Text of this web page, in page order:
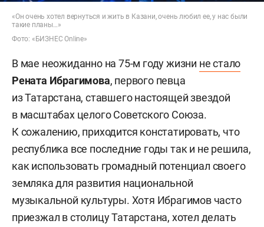
«Он очень хотел вернуться и жить в Казани, очень любил ее, у нас были
такие планы…»
Фото: «БИЗНЕС Online»
В мае неожиданно на 75-м году жизни не стало
Рената Ибрагимова, первого певца
из Татарстана, ставшего настоящей звездой
в масштабах целого Советского Союза.
К сожалению, приходится констатировать, что
республика все последние годы так и не решила,
как использовать громадный потенциал своего
земляка для развития национальной
музыкальной культуры. Хотя Ибрагимов часто
приезжал в столицу Татарстана, хотел делать